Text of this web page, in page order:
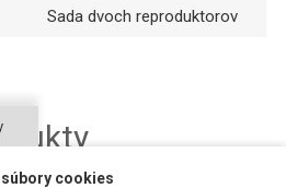
Sada dvoch reproduktorov
cookies